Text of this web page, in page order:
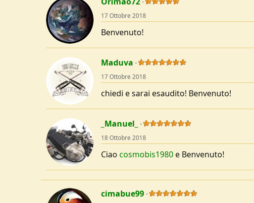
17 Ottobre 2018
Benvenuto!
Maduva
17 Ottobre 2018
chiedi e sarai esaudito! Benvenuto!
_Manuel_
18 Ottobre 2018
Ciao cosmobis1980e Benvenuto!
cimabue99